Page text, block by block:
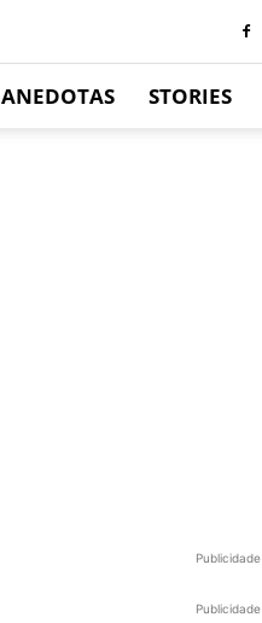
ANEDOTAS STORIES
Publicidade
Publicidade